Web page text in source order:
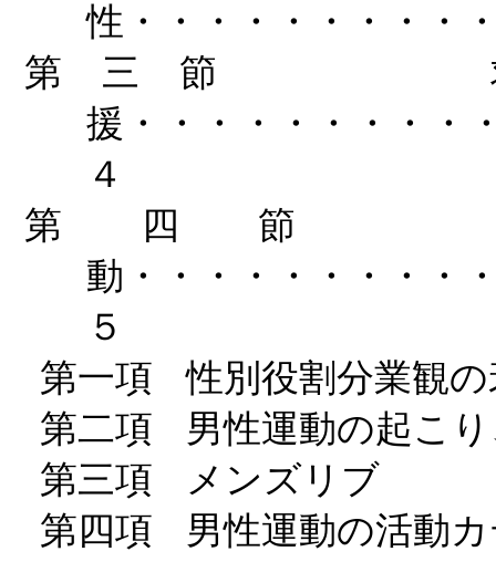
性・・・・・・・・・
第三節
援・・・・・・・・・
４
第四節
動・・・・・・・・・
５
第一項
性別役割分業観
第二項
男性運動の起こ
第三項
メンズリブ
第四項
男性運動の活動